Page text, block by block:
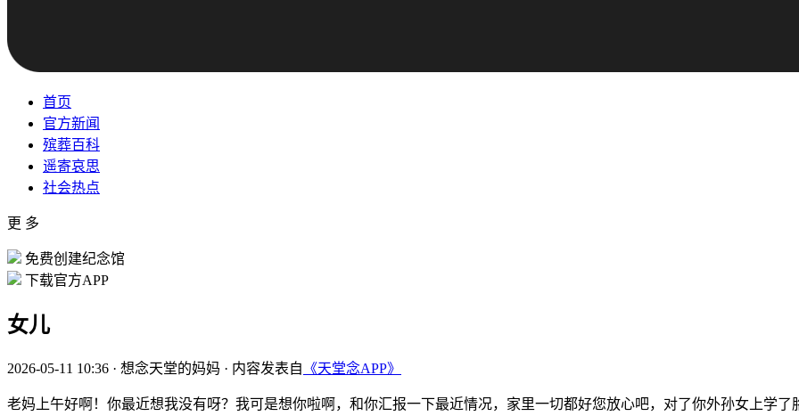
首页
官方新闻
殡葬百科
遥寄哀思
社会热点
更 多
免费创建纪念馆
下载官方APP
女儿
2026-05-11 10:36 · 想念天堂的妈妈 · 内容发表自 《天堂念APP》
老妈上午好啊！你最近想我没有呀？我可是想你啦啊，和你汇报一下最近情况，家里一切都好您放心吧，对了你外孙女上学